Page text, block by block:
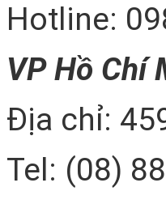
Hotline:
VP Hồ
Địa chỉ:
Tel: (08)